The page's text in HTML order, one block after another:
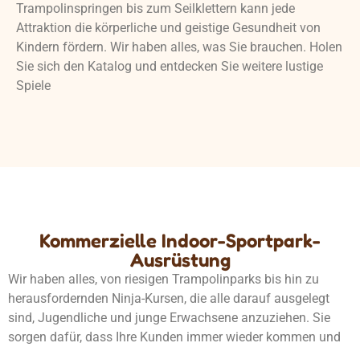
Trampolinspringen bis zum Seilklettern kann jede
Attraktion die körperliche und geistige Gesundheit von
Kindern fördern. Wir haben alles, was Sie brauchen. Holen
Sie sich den Katalog und entdecken Sie weitere lustige
Spiele
Kommerzielle Indoor-Sportpark-
Ausrüstung
Wir haben alles, von riesigen Trampolinparks bis hin zu
herausfordernden Ninja-Kursen, die alle darauf ausgelegt
sind, Jugendliche und junge Erwachsene anzuziehen. Sie
sorgen dafür, dass Ihre Kunden immer wieder kommen und